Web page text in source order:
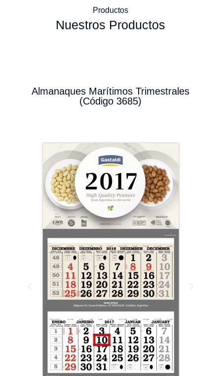
Productos
Nuestros Productos
Almanaques Marítimos Trimestrales
(Código 3685)